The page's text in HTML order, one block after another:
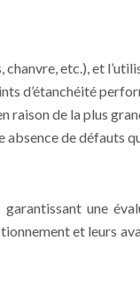
etc.), et
d’étanchéité
raison de la plus
de défauts
une
et leurs